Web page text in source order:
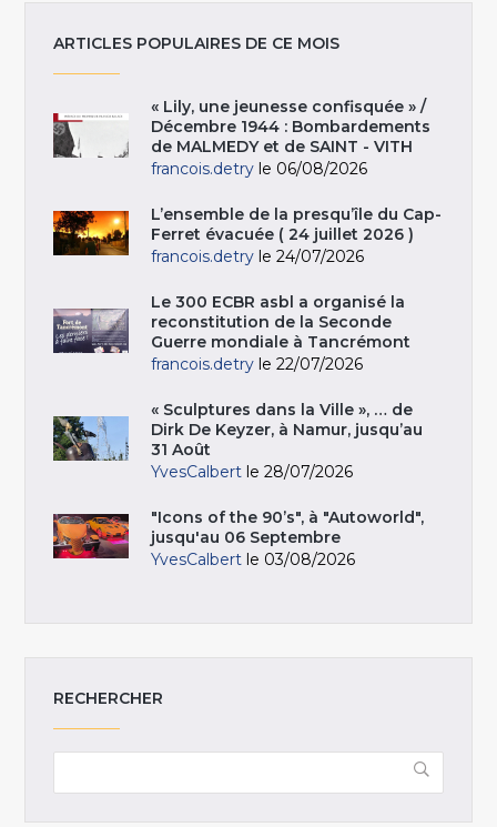
ARTICLES POPULAIRES DE CE MOIS
« Lily, une jeunesse confisquée » /
Décembre 1944 : Bombardements
de MALMEDY et de SAINT - VITH
francois.detry le 06/08/2026
L’ensemble de la presqu’île du Cap-
Ferret évacuée ( 24 juillet 2026 )
francois.detry le 24/07/2026
Le 300 ECBR asbl a organisé la
reconstitution de la Seconde
Guerre mondiale à Tancrémont
francois.detry le 22/07/2026
« Sculptures dans la Ville », … de
Dirk De Keyzer, à Namur, jusqu’au
31 Août
YvesCalbert le 28/07/2026
"Icons of the 90’s", à "Autoworld",
jusqu'au 06 Septembre
YvesCalbert le 03/08/2026
RECHERCHER